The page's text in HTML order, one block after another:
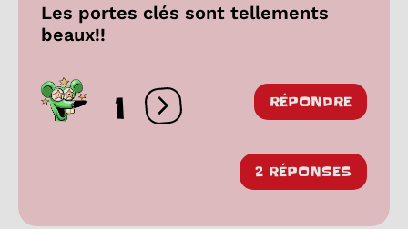
Les portes clés sont tellements
beaux!!
1 Ouvrir les réactions
RÉPONDRE
2 RÉPONSES